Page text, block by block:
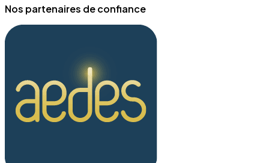
Nos partenaires de confiance